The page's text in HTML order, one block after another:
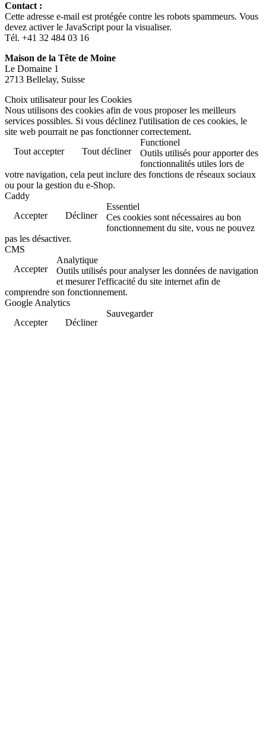
Contact :
Cette adresse e-mail est protégée contre les robots spammeurs. Vous
devez activer le JavaScript pour la visualiser.
Tél. +41 32 484 03 16
Maison de la Tête de Moine
Le Domaine 1
2713 Bellelay, Suisse
Choix utilisateur pour les Cookies
Nous utilisons des cookies afin de vous proposer les meilleurs
services possibles. Si vous déclinez l'utilisation de ces cookies, le
site web pourrait ne pas fonctionner correctement.
Tout accepter
Tout décliner
Functionel
Outils utilisés pour apporter des
fonctionnalités utiles lors de
votre navigation, cela peut inclure des fonctions de réseaux sociaux
ou pour la gestion du e-Shop.
Caddy
Accepter
Décliner
Essentiel
Ces cookies sont nécessaires au bon
fonctionnement du site, vous ne pouvez
pas les désactiver.
CMS
Accepter
Analytique
Outils utilisés pour analyser les données de navigation
et mesurer l'efficacité du site internet afin de
comprendre son fonctionnement.
Google Analytics
Accepter
Décliner
Sauvegarder